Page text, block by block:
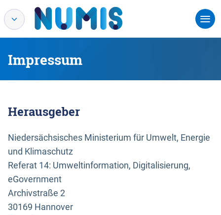
Impressum
Herausgeber
Niedersächsisches Ministerium für Umwelt, Energie
und Klimaschutz
Referat 14: Umweltinformation, Digitalisierung,
eGovernment
Archivstraße 2
30169 Hannover